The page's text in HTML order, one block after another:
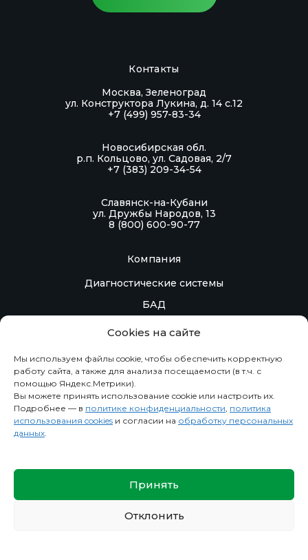
Cookies на сайте
Мы используем файлы cookie, чтобы обеспечить корректную
работу сайта, а также для анализа посещаемости (в т.ч. с
помощью Яндекс.Метрики).
Вы можете принять использование cookie или настроить их.
Подробнее — в политике конфиденциальности, политика
использования cookies и согласии на обработку персональных
данных.
Принять
Отклонить
Компания
Диагностические системы
БАД
Контакты
Информация
Новости
Контакты
Москва, Зеленоград
ул. Конструктора Лукина, д. 14 с.12
+7 (499) 957-83-34
Новосибирская обл.
р.п. Кольцово, ул. Садовая, 2/7
+7 (383) 209-34-54
Славянск-на-Кубани
ул. Дружбы Народов, 13
8 (800) 600-90-77